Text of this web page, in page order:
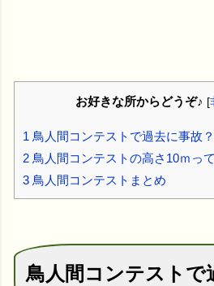
お好きな所からどうぞ♪ [
1 鳥人間コンテストで過去に事故
2 鳥人間コンテストの高さ10ｍっ
3 鳥人間コンテストまとめ
鳥人間コンテストで